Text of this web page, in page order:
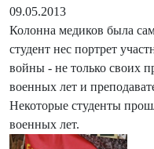
09.05.2013
Колонна медиков была
студент нес портрет
войны - не только своих
военных лет и
Некоторые студенты
военных лет.